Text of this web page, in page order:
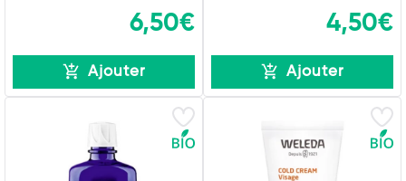
6,50€
Ajouter
4,50€
Ajouter